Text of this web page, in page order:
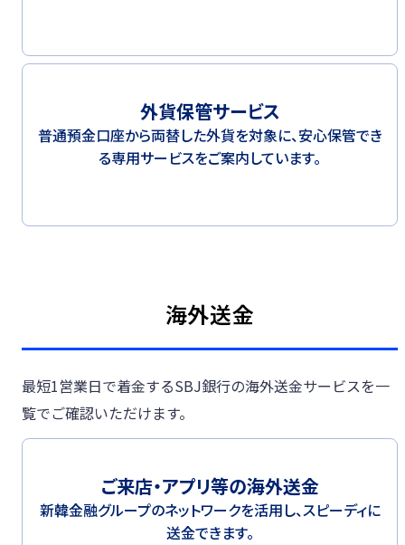
外貨保管サービス
普通預金口座から両替した外貨を対象に、安心保管でき
る専用サービスをご案内しています。
海外送金
最短1営業日で着金するSBJ銀行の海外送金サービスを一
覧でご確認いただけます。
ご来店・アプリ等の海外送金
新韓金融グループのネットワークを活用し、スピーディに
送金できます。